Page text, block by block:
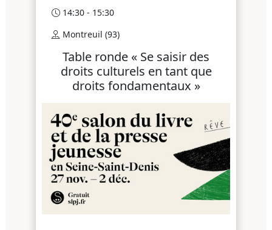
14:30 - 15:30
Montreuil (93)
Table ronde « Se saisir des
droits culturels en tant que
droits fondamentaux »